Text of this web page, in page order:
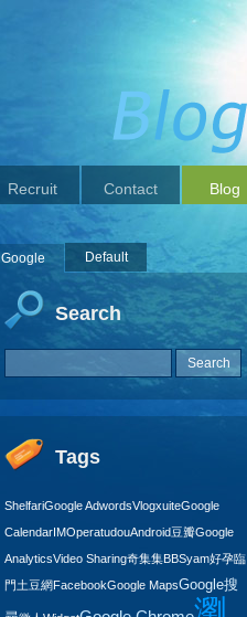
Blog
Contact
Recruit
Google Default
Search
Tags
ShelfariGoogle AdwordsVlogxuiteGoogle
CalendarIMOperatudouAndroid豆瓣Google
AnalyticsVideo Sharing奇集集BBSyam好孕臨
門土豆網FacebookGoogle MapsGoogle搜